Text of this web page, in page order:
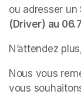
ou adresser un
(Driver) au
N’attendez
Nous vous
vous